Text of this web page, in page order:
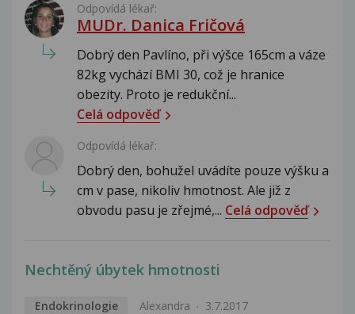
Odpovídá lékař:
MUDr. Danica Fričová
Dobrý den Pavlíno, při výšce 165cm a váze
82kg vychází BMI 30, což je hranice
obezity. Proto je redukční...
Celá odpověď
Odpovídá lékař:
Dobrý den, bohužel uvádíte pouze výšku a
cm v pase, nikoliv hmotnost. Ale již z
obvodu pasu je zřejmé,... Celá odpověď
Nechtěný úbytek hmotnosti
Endokrinologie Alexandra 3.7.2017